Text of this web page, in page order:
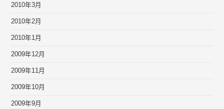
2010年3月
2010年2月
2010年1月
2009年12月
2009年11月
2009年10月
2009年9月